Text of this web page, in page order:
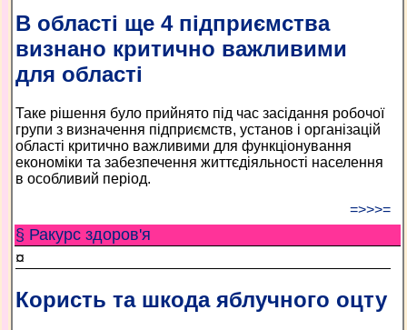
В області ще 4 підприємства
визнано критично важливими
для області
Таке рішення було прийнято під час засідання робочої
групи з визначення підприємств, установ і організацій
області критично важливими для функціонування
економіки та забезпечення життєдіяльності населення
в особливий період.
=>>>=
§ Ракурс здоров'я
¤
Користь та шкода яблучного оцту